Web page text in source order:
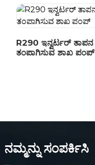
R290 ಇನ್ವರ್ಟರ್ ತಾಪನ
ತಂಪಾಗಿಸುವ ಶಾಖ ಪಂಪ್
ನಮ್ಮನ್ನು ಸಂಪರ್ಕಿಸಿ